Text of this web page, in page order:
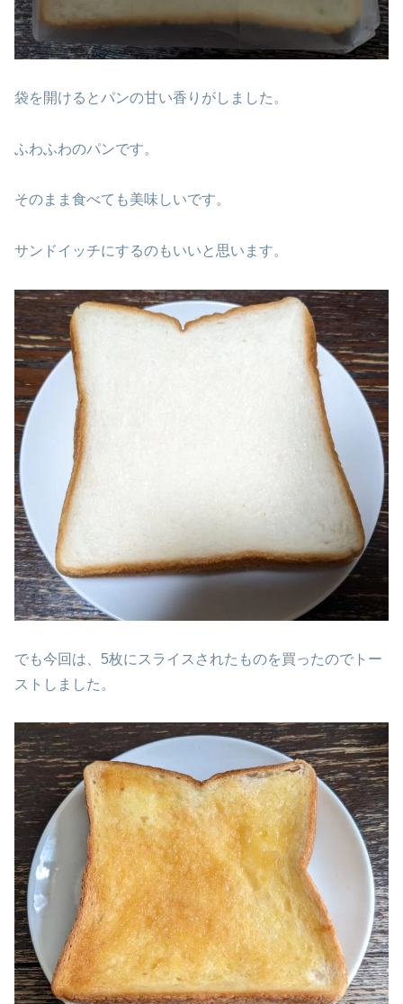
袋を開けるとパンの甘い香りがしました。
ふわふわのパンです。
そのまま食べても美味しいです。
サンドイッチにするのもいいと思います。
でも今回は、5枚にスライスされたものを買ったのでトー
ストしました。